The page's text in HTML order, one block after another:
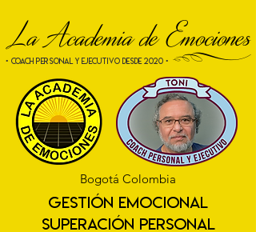
La Academia de Emociones
gestión emocional
superación personal
[
• COACH PERSONAL Y EJECUTIVO desde 2020 •
Bogotá Colombia